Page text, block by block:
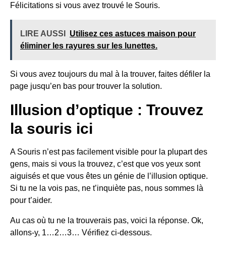
Félicitations si vous avez trouvé le Souris.
LIRE AUSSI
Utilisez ces astuces maison pour
éliminer les rayures sur les lunettes.
Si vous avez toujours du mal à la trouver, faites défiler la
page jusqu’en bas pour trouver la solution.
Illusion d’optique : Trouvez
la souris ici
A Souris n’est pas facilement visible pour la plupart des
gens, mais si vous la trouvez, c’est que vos yeux sont
aiguisés et que vous êtes un génie de l’illusion optique.
Si tu ne la vois pas, ne t’inquiète pas, nous sommes là
pour t’aider.
Au cas où tu ne la trouverais pas, voici la réponse. Ok,
allons-y, 1…2…3… Vérifiez ci-dessous.